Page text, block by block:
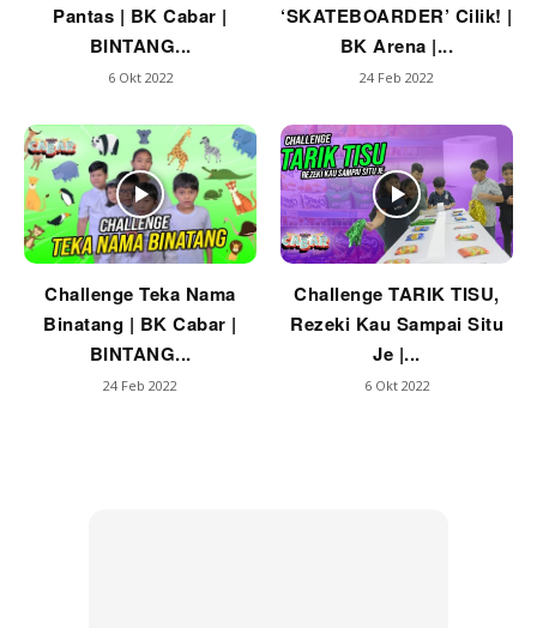
Pantas | BK Cabar |
BINTANG...
6 Okt 2022
‘SKATEBOARDER’ Cilik! |
BK Arena |...
24 Feb 2022
Challenge Teka Nama
Binatang | BK Cabar |
BINTANG...
24 Feb 2022
Challenge TARIK TISU,
Rezeki Kau Sampai Situ
Je |...
6 Okt 2022